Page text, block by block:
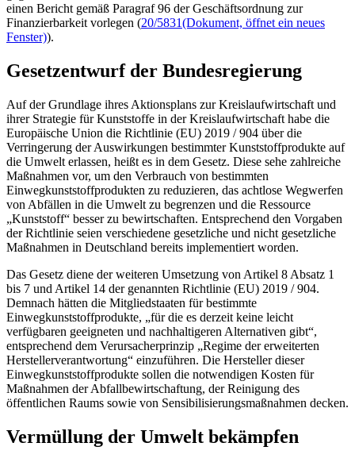
einen Bericht gemäß Paragraf 96 der Geschäftsordnung zur
Finanzierbarkeit vorlegen (20/5831(Dokument, öffnet ein neues
Fenster)).
Gesetzentwurf der Bundesregierung
Auf der Grundlage ihres Aktionsplans zur Kreislaufwirtschaft und
ihrer Strategie für Kunststoffe in der Kreislaufwirtschaft habe die
Europäische Union die Richtlinie (EU) 2019 / 904 über die
Verringerung der Auswirkungen bestimmter Kunststoffprodukte auf
die Umwelt erlassen, heißt es in dem Gesetz. Diese sehe zahlreiche
Maßnahmen vor, um den Verbrauch von bestimmten
Einwegkunststoffprodukten zu reduzieren, das achtlose Wegwerfen
von Abfällen in die Umwelt zu begrenzen und die Ressource
„Kunststoff“ besser zu bewirtschaften. Entsprechend den Vorgaben
der Richtlinie seien verschiedene gesetzliche und nicht gesetzliche
Maßnahmen in Deutschland bereits implementiert worden.
Das Gesetz diene der weiteren Umsetzung von Artikel 8 Absatz 1
bis 7 und Artikel 14 der genannten Richtlinie (EU) 2019 / 904.
Demnach hätten die Mitgliedstaaten für bestimmte
Einwegkunststoffprodukte, „für die es derzeit keine leicht
verfügbaren geeigneten und nachhaltigeren Alternativen gibt“,
entsprechend dem Verursacherprinzip „Regime der erweiterten
Herstellerverantwortung“ einzuführen. Die Hersteller dieser
Einwegkunststoffprodukte sollen die notwendigen Kosten für
Maßnahmen der Abfallbewirtschaftung, der Reinigung des
öffentlichen Raums sowie von Sensibilisierungsmaßnahmen decken.
Vermüllung der Umwelt bekämpfen